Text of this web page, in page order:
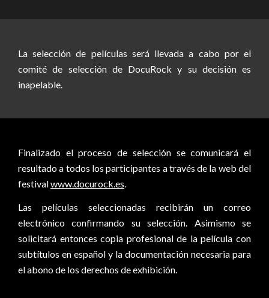
La selección de películas será llevada a cabo por el
comité de selección de DocuRock y su decisión es
inapelable.
Finalizado el proceso de selección se comunicará el
resultado a todos los participantes a través de la web del
festivalwww.docurock.es
Las películas seleccionadas recibirán un correo
electrónico confirmando su selección. Asimismo se
solicitará entonces copia profesional de la película con
subtítulos en español y la documentación necesaria para
el abono de los derechos de exhibición.